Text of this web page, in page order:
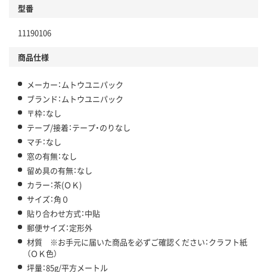
型番
11190106
商品仕様
メーカー：ムトウユニパック
ブランド：ムトウユニパック
〒枠：なし
テープ/接着：テープ・のりなし
マチ：なし
窓の有無：なし
留め具の有無：なし
カラー：茶(ＯＫ)
サイズ：角０
貼り合わせ方式：中貼
郵便サイズ：定形外
材質 ※お手元に届いた商品を必ずご確認ください：クラフト紙
（ＯＫ色）
坪量：85g/平方メートル